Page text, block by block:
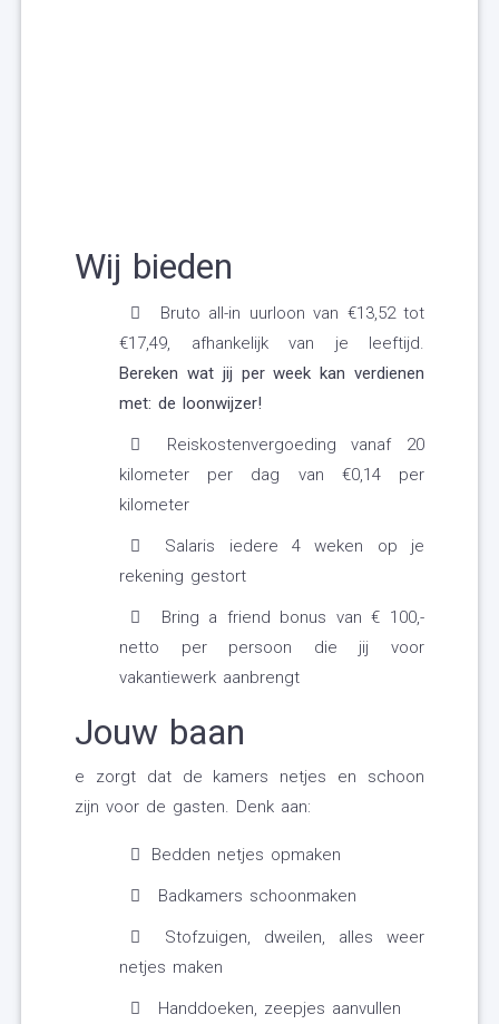
Wij bieden
Bruto all-in uurloon van €13,52 tot
€17,49, afhankelijk van je leeftijd.
Bereken wat jij per week kan verdienen
met: de loonwijzer!
Reiskostenvergoeding vanaf 20
kilometer per dag van €0,14 per
kilometer
Salaris iedere 4 weken op je
rekening gestort
Bring a friend bonus van € 100,-
netto per persoon die jij voor
vakantiewerk aanbrengt
Jouw baan
e zorgt dat de kamers netjes en schoon
zijn voor de gasten. Denk aan:
Bedden netjes opmaken
Badkamers schoonmaken
Stofzuigen, dweilen, alles weer
netjes maken
Handdoeken, zeepjes aanvullen